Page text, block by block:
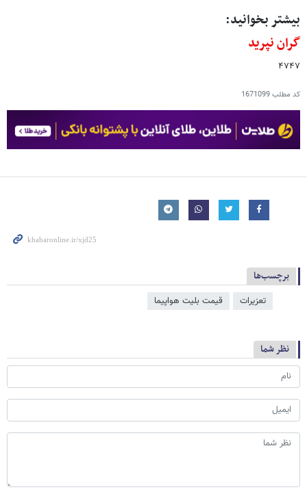
بیشتر بخوانید:
گران نپرید
۴۷۴۷
کد مطلب1671099
برچسب‌ها
تعزیرات قیمت بلیت هواپیما
نظر شما